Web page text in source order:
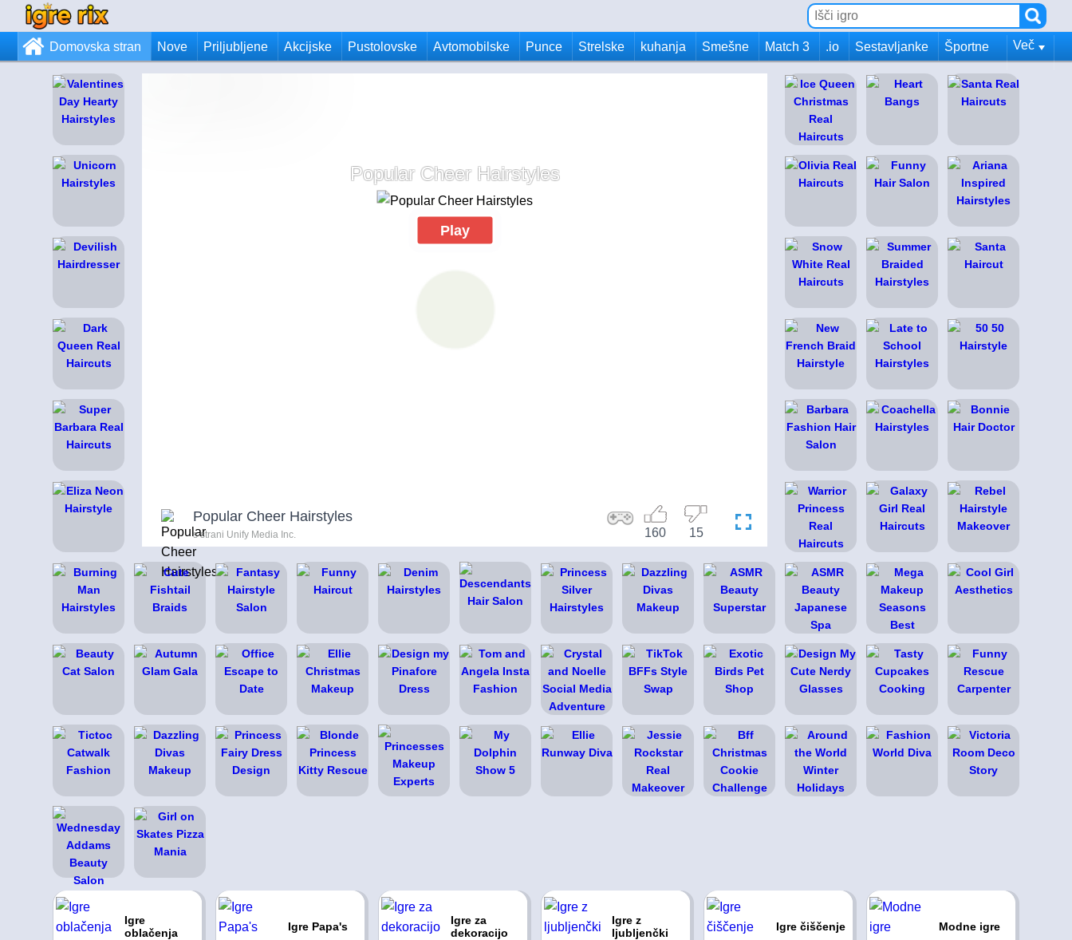
Domovska stran Nove Priljubljene Akcijske Pustolovske Avtomobilske Punce Strelske kuhanja Smešne Match 3 .io Sestavljanke Športne Več
Popular Cheer Hairstyles
Play
Popular Cheer Hairstyles
s strani Unify Media Inc. 15
160
Igre
oblačenja
Igre Papa's
Igre za
dekoracijo
Igre z
ljubljenčki
Igre čiščenje Modne igre